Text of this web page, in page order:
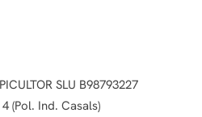
SLU B98793227
(Pol. Ind. Casals)